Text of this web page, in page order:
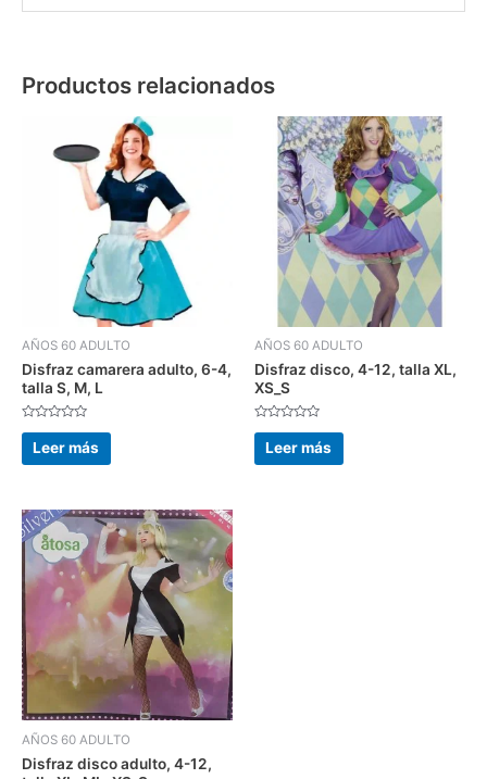
Productos relacionados
AÑOS 60 ADULTO
Disfraz camarera adulto, 6-4,
talla S, M, L
Valorado
con
de
Leer más
AÑOS 60 ADULTO
Disfraz disco, 4-12, talla XL,
XS_S
Valorado
con
de
Leer más
AÑOS 60 ADULTO
Disfraz disco adulto, 4-12,